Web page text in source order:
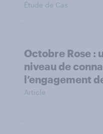
Étude de Cas
Octobre Rose :
niveau de
l’engagement
Article